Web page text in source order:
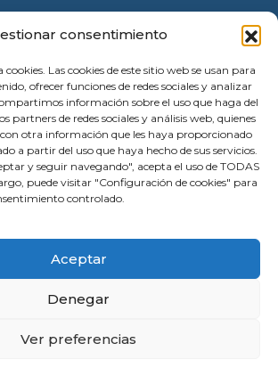
consentimiento
Las cookies de este sitio web se usan para
ofrecer funciones de redes sociales y analizar
información sobre el uso que haga del
partners de redes sociales y análisis web, quienes
otra información que les haya proporcionado
a partir del uso que haya hecho de sus servicios.
y seguir navegando", acepta el uso de TODAS
puede visitar "Configuración de cookies" para
controlado.
Aceptar
Denegar
Ver preferencias
Puertas Garaje Valencia |
| All Rights Reserved